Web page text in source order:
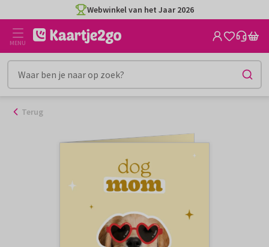
naar
inhoud
Webwinkel van het Jaar 2026
MENU
Terug